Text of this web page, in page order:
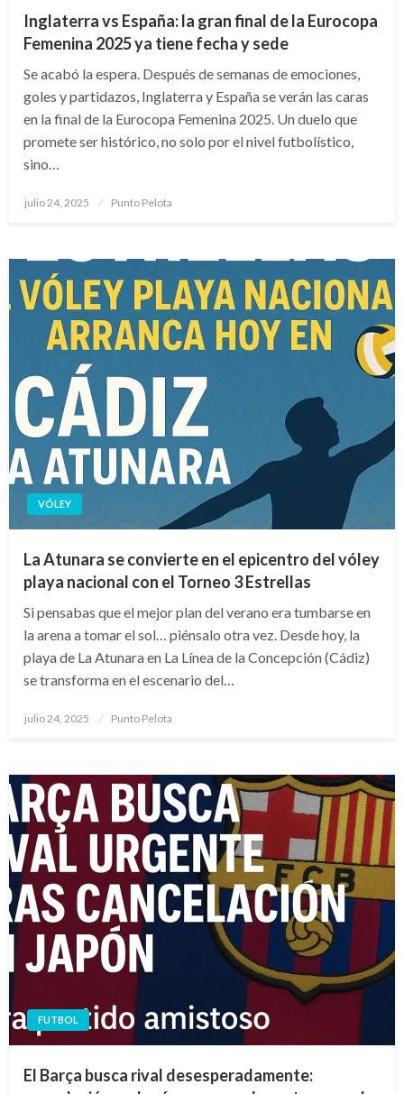
Inglaterra vs España: la gran final de la Eurocopa
Femenina 2025 ya tiene fecha y sede
Se acabó la espera. Después de semanas de emociones,
goles y partidazos, Inglaterra y España se verán las caras
en la final de la Eurocopa Femenina 2025. Un duelo que
promete ser histórico, no solo por el nivel futbolístico,
sino…
Publicado
julio 24, 2025 Punto Pelota
VÓLEY
La Atunara se convierte en el epicentro del vóley
playa nacional con el Torneo 3 Estrellas
Si pensabas que el mejor plan del verano era tumbarse en
la arena a tomar el sol… piénsalo otra vez. Desde hoy, la
playa de La Atunara en La Línea de la Concepción (Cádiz)
se transforma en el escenario del…
Publicado
julio 24, 2025 Punto Pelota
FUTBOL
El Barça busca rival desesperadamente: